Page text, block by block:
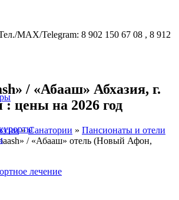
МАХ/Telegram: 8 902 150 67 08 , 8 912
лечение
/ «Абааш» Абхазия, г.
цены на 2026 год
»Санатории » Пансионаты и отели
/ «Абааш» отель (Новый Афон,